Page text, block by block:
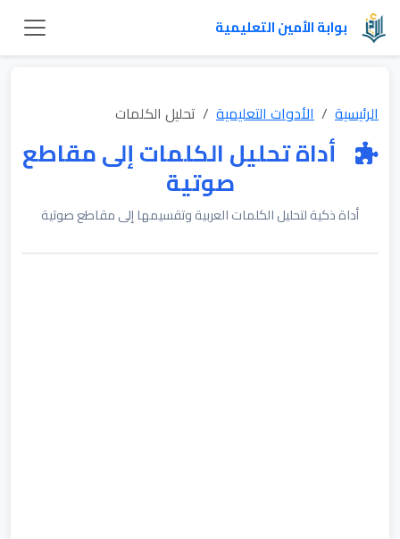
بوابة الأمين التعليمية
الرئيسية الأدوات التعليمية تحليل الكلمات
أداة تحليل الكلمات إلى مقاطع
صوتية
أداة ذكية لتحليل الكلمات العربية وتقسيمها إلى مقاطع صوتية